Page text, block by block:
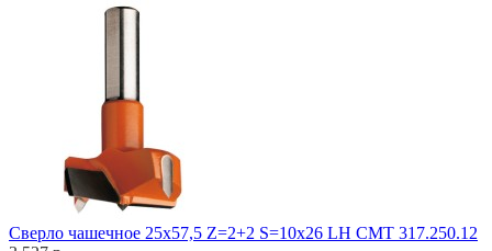
Cверло чашечное 25x57,5 Z=2+2 S=10x26 LH CMT 317.250.12